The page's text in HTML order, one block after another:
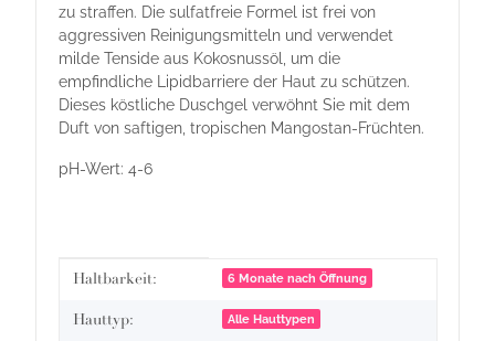
zu straffen. Die sulfatfreie Formel ist frei von
aggressiven Reinigungsmitteln und verwendet
milde Tenside aus Kokosnussöl, um die
empfindliche Lipidbarriere der Haut zu schützen.
Dieses köstliche Duschgel verwöhnt Sie mit dem
Duft von saftigen, tropischen Mangostan-Früchten.
pH-Wert: 4-6
Produkteigenschaft
Wert
Haltbarkeit: 6 Monate nach Öffnung
Hauttyp: Alle Hauttypen